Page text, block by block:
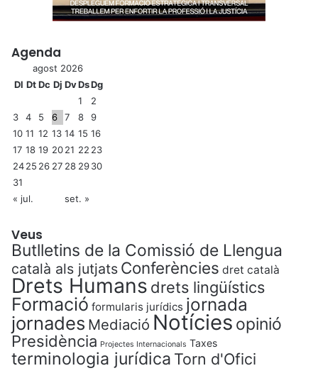
Agenda
agost 2026
Dl DtDc Dj DvDsDg
1
2
3
4 5 6 7 8
9
10 11 12 13 14 15 16
17 18 19 2021 22 23
2425 26 27 28 2930
31
« jul.
set. »
Veus
Butlletins de la Comissió de Llengua
català als jutjats Conferències dret català
Drets Humans drets lingüístics
Formació formularis jurídics jornada
jornades Mediació Notícies opinió
Presidència Projectes Internacionals Taxes
terminologia jurídica Torn d'Ofici